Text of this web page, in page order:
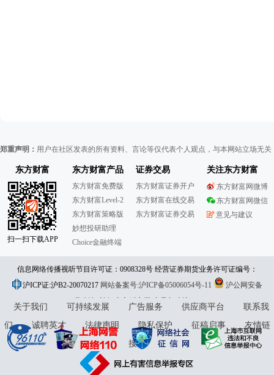
郑重声明： 用户在社区发表的所有资料、言论等仅代表个人观点，与本网站立场无
东方财富
扫一扫下载APP
东方财富产品
东方财富免费版
东方财富Level-2
东方财富策略版
妙想投研助理
Choice金融终端
证券交易
东方财富证券开户
东方财富在线交易
东方财富证券交易
关注东方财富
东方财富网微博
东方财富网微信
意见与建议
信息网络传播视听节目许可证：0908328号 经营证券期货业务许可证编号：
913101046312860336 违法和不良信息举报:021-61278686 举报邮箱：
jubao@eastmoney.com
沪ICP证:沪B2-20070217 网站备案号:沪ICP备05006054号-11
沪公网安备
31010402000120号版权所有:东方财富网意见与建议:4000300059/952500
关于我们 可持续发展 广告服务 供应商平台
联系我
们
诚聘英才 法律声明 隐私保护 征稿启事
友情链
接